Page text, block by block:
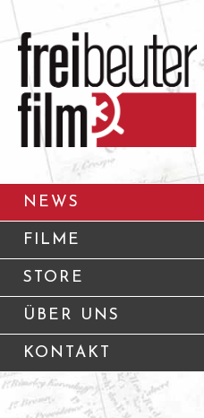
NEWS
FILME
STORE
ÜBER UNS
KONTAKT